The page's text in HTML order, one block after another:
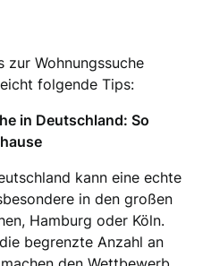
zur Wohnungssuche
folgende Tips:
in Deutschland: So
kann eine echte
in den großen
Hamburg oder Köln.
begrenzte Anzahl an